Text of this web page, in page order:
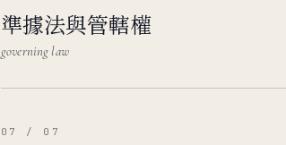
準據法與管轄權
governing law
07 / 07